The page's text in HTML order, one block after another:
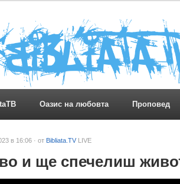
Оазис на любовта Проповед
в 16:06 · от Bibliata.TV LIVE
и ще спечелиш